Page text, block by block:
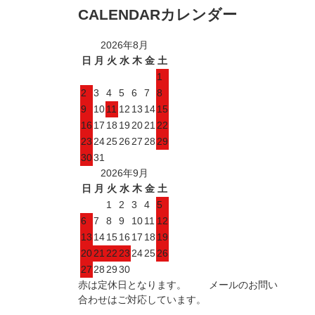
CALENDARカレンダー
2026年8月
日 月 火 水 木 金 土
1
2
3 4 5 6 7
8
9
1011 12 13 1415
16 17 18 19 2021 22
23 242526 27 28 29
3031
2026年9月
日 月 火 水 木 金 土
1
2 3 4
5
6
7 8 9 1011 12
13 141516 17 18 19
2021 22 23 242526
27 28 29 30
赤は定休日となります。 メールのお問い
合わせはご対応しています。